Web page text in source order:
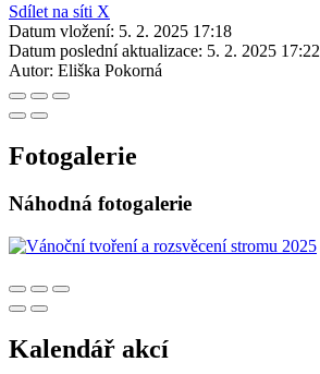
Sdílet na síti X
Datum vložení: 5. 2. 2025 17:18
Datum poslední aktualizace: 5. 2. 2025 17:22
Autor: Eliška Pokorná
Fotogalerie
Náhodná fotogalerie
Kalendář akcí